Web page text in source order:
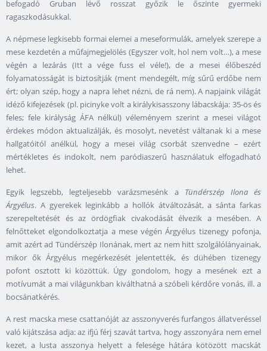
befogadó Gruban lévő rosszat győzik le őszinte gyermeki
ragaszkodásukkal.
A népmese legkisebb formai elemei a meseformulák, amelyek szerepe a
mese kezdetén a műfajmegjelölés (Egyszer volt, hol nem volt…), a mese
végén a lezárás (Itt a vége fuss el véle!), de a mesei élőbeszéd
folyamatosságát is biztosítják (ment mendegélt, míg sűrű erdőbe nem
ért; olyan szép, hogy a napra lehet nézni, de rá nem). A napjaink világát
idéző kifejezések (pl. picinyke volt a királykisasszony lábacskája: 35-ös és
feles; fele királyság ÁFA nélkül) véleményem szerint a mesei világot
érdekes módon aktualizálják, és mosolyt, nevetést váltanak ki a mese
hallgatóitól anélkül, hogy a mesei világ csorbát szenvedne – ezért
mértékletes és indokolt, nem paródiaszerű használatuk elfogadható
lehet.
Egyik legszebb, legteljesebb varázsmesénk a Tündérszép Ilona és
Árgyélus. A gyerekek leginkább a hollók átváltozását, a sánta farkas
szerepeltetését és az ördögfiak civakodását élvezik a mesében. A
felnőtteket elgondolkoztatja a mese végén Árgyélus tizenegy pofonja,
amit azért ad Tündérszép Ilonának, mert az nem hitt szolgálólányainak,
mikor ők Árgyélus megérkezését jelentették, és dühében tizenegy
pofont osztott ki közöttük. Úgy gondolom, hogy a mesének ezt a
motívumát a mai világunkban kiválthatná a szóbeli kérdőre vonás, ill. a
bocsánatkérés.
A rest macska mese csattanóját az asszonyverés furfangos állatveréssel
való kijátszása adja: az ifjú férj szavát tartva, hogy asszonyára nem emel
kezet, a lusta asszonya helyett a felesége hátára kötözött macskát